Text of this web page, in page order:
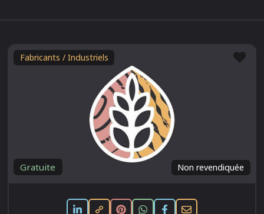
Non revendiquée
Gratuite
Fabricants / Industriels